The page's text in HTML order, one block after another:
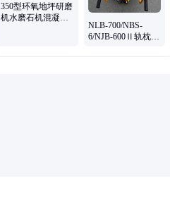
350型环氧地坪研磨
机水磨石机混凝土
NLB-700/NBS-
6/NJB-600Ⅱ轨枕螺